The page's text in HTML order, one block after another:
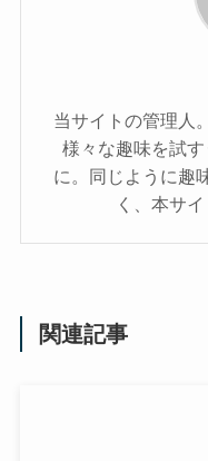
当サイトの管理人
様々な趣味を試
に。同じように趣
く、本サ
関連記事